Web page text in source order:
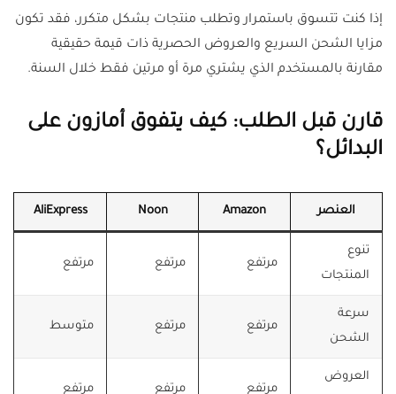
إذا كنت تتسوق باستمرار وتطلب منتجات بشكل متكرر، فقد تكون
مزايا الشحن السريع والعروض الحصرية ذات قيمة حقيقية
مقارنة بالمستخدم الذي يشتري مرة أو مرتين فقط خلال السنة.
قارن قبل الطلب: كيف يتفوق أمازون على
البدائل؟
العنصر Amazon
Noon
AliExpress
تنوع
المنتجات
مرتفع مرتفع مرتفع
سرعة
الشحن
مرتفع مرتفع متوسط
العروض
مرتفع مرتفع مرتفع